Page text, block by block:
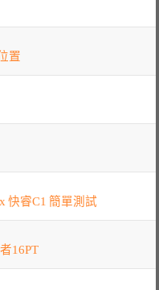
置
快睿C1 簡單測試
16PT